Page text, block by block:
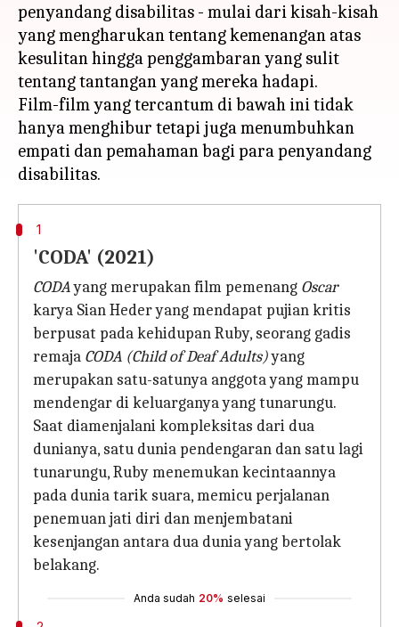
penyandang disabilitas - mulai dari kisah-kisah
yang mengharukan tentang kemenangan atas
kesulitan hingga penggambaran yang sulit
tentang tantangan yang mereka hadapi.
Film-film yang tercantum di bawah ini tidak
hanya menghibur tetapi juga menumbuhkan
empati dan pemahaman bagi para penyandang
1
'CODA' (2021)
CODAyang merupakan film pemenang Oscar
karya Sian Heder yang mendapat pujian kritis
berpusat pada kehidupan Ruby, seorang gadis
remaja CODA (Child of Deaf Adults)yang
merupakan satu-satunya anggota yang mampu
mendengar di keluarganya yang tunarungu.
Saat diamenjalani kompleksitas dari dua
dunianya, satu dunia pendengaran dan satu lagi
tunarungu, Ruby menemukan kecintaannya
pada dunia tarik suara, memicu perjalanan
penemuan jati diri dan menjembatani
kesenjangan antara dua dunia yang bertolak
belakang.
Anda sudah 20% selesai